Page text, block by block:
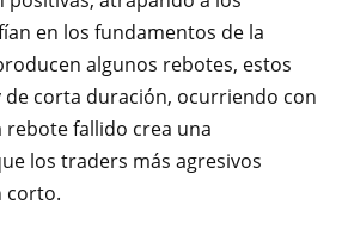
en los fundamentos de la
algunos rebotes, estos
de corta duración, ocurriendo con
rebote fallido crea una
los traders más agresivos
corto.